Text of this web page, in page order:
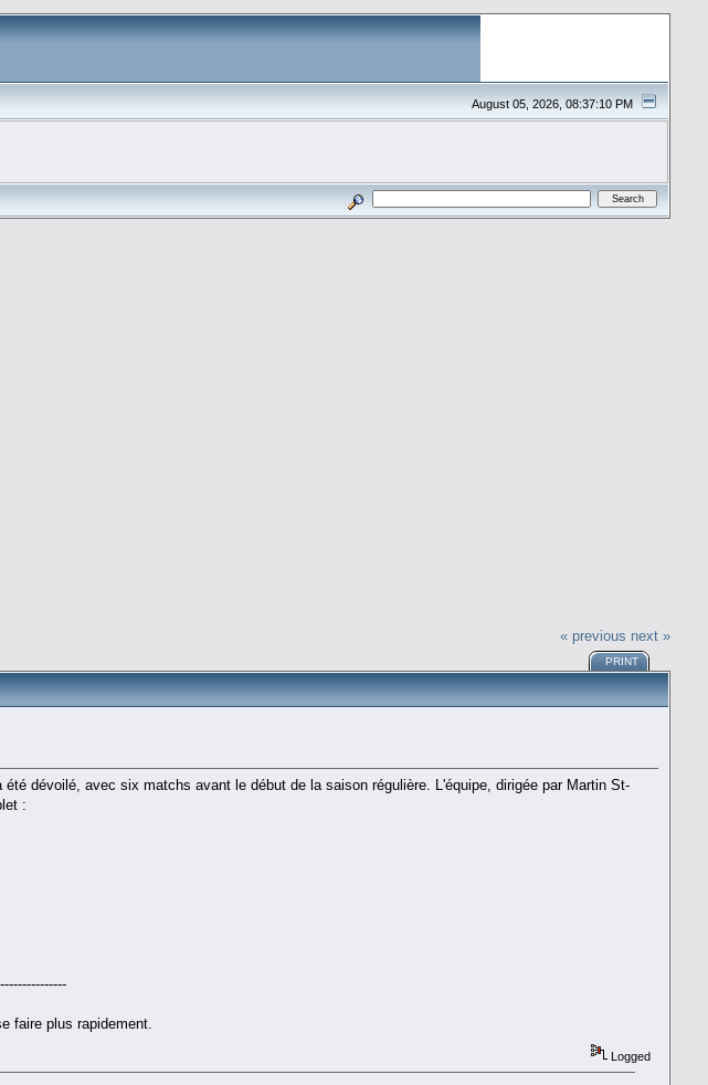
August 05, 2026, 08:37:10 PM
« previous next »
PRINT
été dévoilé, avec six matchs avant le début de la saison régulière. L'équipe, dirigée par Martin St-
:
faire plus rapidement.
Logged